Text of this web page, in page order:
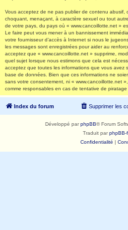
Vous acceptez de ne pas publier de contenu abusif,
choquant, menaçant, à caractère sexuel ou tout
de votre pays, du pays où « www.cancoillotte.net »
Le faire peut vous mener à un bannissement
votre fournisseur d’accès à Internet si nous le
les messages sont enregistrées pour aider au
acceptez que « www.cancoillotte.net » supprime,
quel sujet lorsque nous estimons que cela est
acceptez que toutes les informations que vous avez
base de données. Bien que ces informations ne
sans votre consentement, ni « www.cancoillotte.net
comme responsables en cas de tentative de
Index du forum Supprimer les
Développé parphpBB® Forum
Traduit parphpBB-
Confidentialité |